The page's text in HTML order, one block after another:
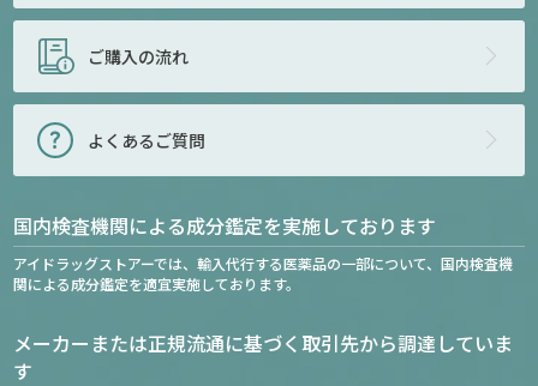
ご購入の流れ
よくあるご質問
国内検査機関による成分鑑定を実施しております
アイドラッグストアーでは、輸入代行する医薬品の一部について、国内検査機
関による成分鑑定を適宜実施しております。
メーカーまたは正規流通に基づく取引先から調達していま
す